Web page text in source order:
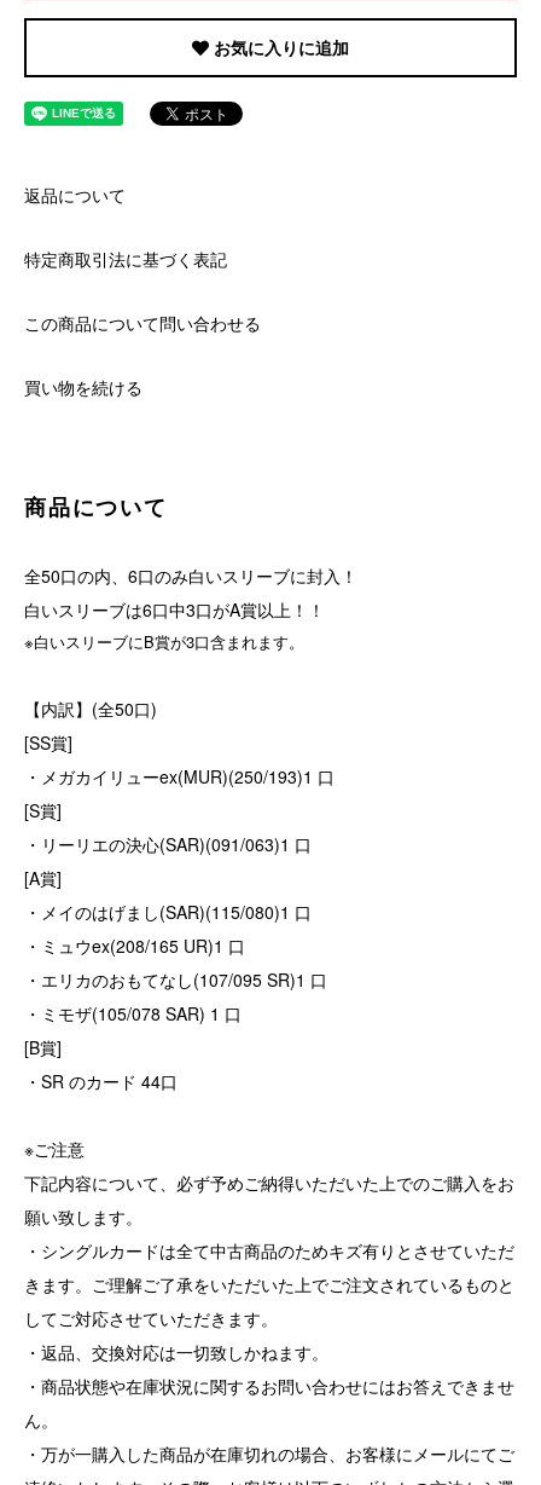
お気に入りに追加
返品について
特定商取引法に基づく表記
この商品について問い合わせる
買い物を続ける
商品について
全50口の内、6口のみ白いスリーブに封入！
白いスリーブは6口中3口がA賞以上！！
※白いスリーブにB賞が3口含まれます。
【内訳】(全50口)
[SS賞]
・メガカイリューex(MUR)(250/193)1 口
[S賞]
・リーリエの決心(SAR)(091/063)1 口
[A賞]
・メイのはげまし(SAR)(115/080)1 口
・ミュウex(208/165 UR)1 口
・エリカのおもてなし(107/095 SR)1 口
・ミモザ(105/078 SAR) 1 口
[B賞]
・SR のカード 44口
※ご注意
下記内容について、必ず予めご納得いただいた上でのご購入をお
願い致します。
・シングルカードは全て中古商品のためキズ有りとさせていただ
きます。ご理解ご了承をいただいた上でご注文されているものと
してご対応させていただきます。
・返品、交換対応は一切致しかねます。
・商品状態や在庫状況に関するお問い合わせにはお答えできませ
ん。
・万が一購入した商品が在庫切れの場合、お客様にメールにてご